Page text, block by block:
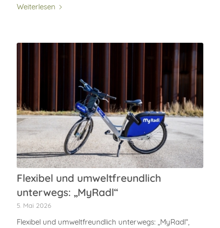
Weiterlesen
Flexibel und umweltfreundlich
unterwegs: „MyRadl“
5. Mai 2026
Flexibel und umweltfreundlich unterwegs: „MyRadl“,